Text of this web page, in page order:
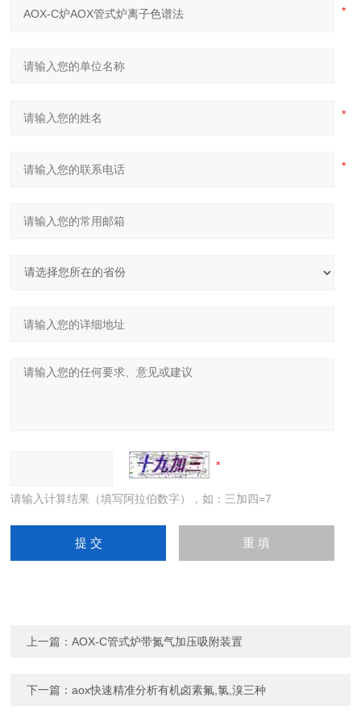
请输入计算结果（填写阿拉伯数字），如：三加四=7
上一篇：AOX-C管式炉带氮气加压吸附装置
下一篇：aox快速精准分析有机卤素氟,氯,溴三种